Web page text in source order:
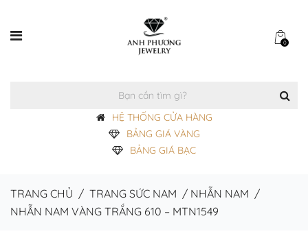
0
HỆ THỐNG CỬA HÀNG
BẢNG GIÁ VÀNG
BẢNG GIÁ BẠC
TRANG CHỦ / TRANG SỨC NAM / NHẪN NAM /
NHẪN NAM VÀNG TRẮNG 610 – MTN1549